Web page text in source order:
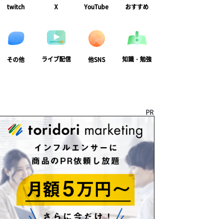
twitch X YouTube おすすめ
その他 ライブ配信 他SNS 知識・勉強
PR